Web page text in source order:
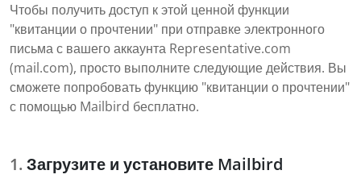
Чтобы получить доступ к этой ценной функции
"квитанции о прочтении" при отправке электронного
письма с вашего аккаунта Representative.com
(mail.com), просто выполните следующие действия. Вы
сможете попробовать функцию "квитанции о прочтении"
с помощью Mailbird бесплатно.
Загрузите и установите Mailbird